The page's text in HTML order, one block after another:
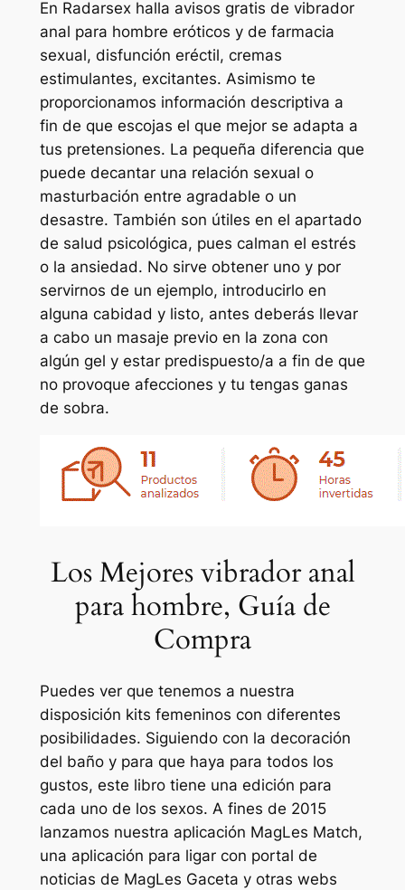
En Radarsex halla avisos gratis de vibrador
anal para hombre eróticos y de farmacia
sexual, disfunción eréctil, cremas
estimulantes, excitantes. Asimismo te
proporcionamos información descriptiva a
fin de que escojas el que mejor se adapta a
tus pretensiones. La pequeña diferencia que
puede decantar una relación sexual o
masturbación entre agradable o un
desastre. También son útiles en el apartado
de salud psicológica, pues calman el estrés
o la ansiedad. No sirve obtener uno y por
servirnos de un ejemplo, introducirlo en
alguna cabidad y listo, antes deberás llevar
a cabo un masaje previo en la zona con
algún gel y estar predispuesto/a a fin de que
no provoque afecciones y tu tengas ganas
de sobra.
Los Mejores vibrador anal
para hombre, Guía de
Compra
Puedes ver que tenemos a nuestra
disposición kits femeninos con diferentes
posibilidades. Siguiendo con la decoración
del baño y para que haya para todos los
gustos, este libro tiene una edición para
cada uno de los sexos. A fines de 2015
lanzamos nuestra aplicación MagLes Match,
una aplicación para ligar con portal de
noticias de MagLes Gaceta y otras webs